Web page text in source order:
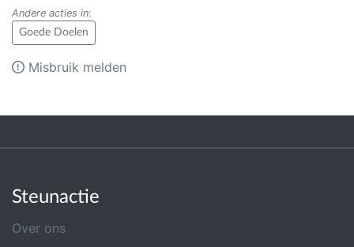
Andere acties in:
Goede Doelen
Misbruik melden
Steunactie
Over ons